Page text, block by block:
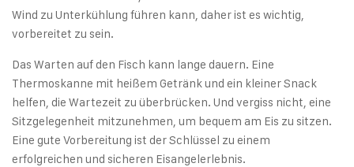
Wind zu Unterkühlung führen kann, daher ist es wichtig,
vorbereitet zu sein.
Das Warten auf den Fisch kann lange dauern. Eine
Thermoskanne mit heißem Getränk und ein kleiner Snack
helfen, die Wartezeit zu überbrücken. Und vergiss nicht, eine
Sitzgelegenheit mitzunehmen, um bequem am Eis zu sitzen.
Eine gute Vorbereitung ist der Schlüssel zu einem
erfolgreichen und sicheren Eisangelerlebnis.